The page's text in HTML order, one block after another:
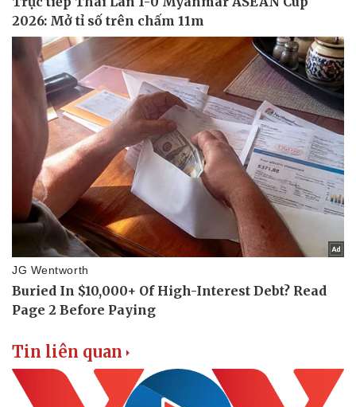
Pháp luật
Vụ án
Tin nóng
Tư vấn luật
Quân sự - Quốc phòng
Việt Nam
Tin liên quan